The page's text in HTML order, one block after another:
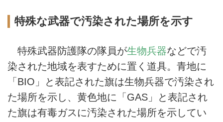
特殊な武器で汚染された場所を示す
特殊武器防護隊の隊員が生物兵器などで汚
染された地域を表すために置く道具。青地に
「BIO」と表記された旗は生物兵器で汚染され
た場所を示し、黄色地に「GAS」と表記され
た旗は有毒ガスに汚染された場所を示してい